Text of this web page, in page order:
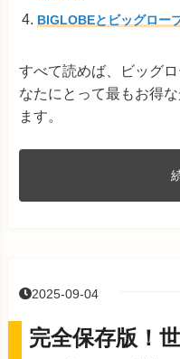
BIGLOBEとビッグロー
すべて読めば、ビッグ
なたにとって最もお得
ます。
2025-09-04
完全保存版！